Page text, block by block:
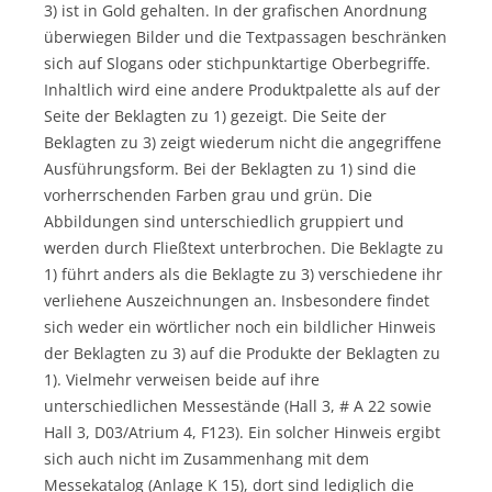
3) ist in Gold gehalten. In der grafischen Anordnung
überwiegen Bilder und die Textpassagen beschränken
sich auf Slogans oder stichpunktartige Oberbegriffe.
Inhaltlich wird eine andere Produktpalette als auf der
Seite der Beklagten zu 1) gezeigt. Die Seite der
Beklagten zu 3) zeigt wiederum nicht die angegriffene
Ausführungsform. Bei der Beklagten zu 1) sind die
vorherrschenden Farben grau und grün. Die
Abbildungen sind unterschiedlich gruppiert und
werden durch Fließtext unterbrochen. Die Beklagte zu
1) führt anders als die Beklagte zu 3) verschiedene ihr
verliehene Auszeichnungen an. Insbesondere findet
sich weder ein wörtlicher noch ein bildlicher Hinweis
der Beklagten zu 3) auf die Produkte der Beklagten zu
1). Vielmehr verweisen beide auf ihre
unterschiedlichen Messestände (Hall 3, # A 22 sowie
Hall 3, D03/Atrium 4, F123). Ein solcher Hinweis ergibt
sich auch nicht im Zusammenhang mit dem
Messekatalog (Anlage K 15), dort sind lediglich die